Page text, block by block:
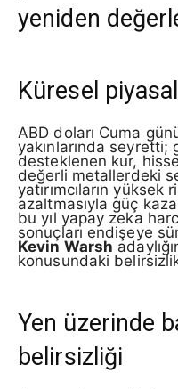
yeniden
Küresel
ABD doları Cuma
yakınlarında
desteklenen kur,
değerli metallerdeki
yatırımcıların yüksek
azaltmasıyla güç
bu yıl yapay zeka
sonuçları endişeye
Kevin Warsh
konusundaki
Yen üzerinde
belirsizliği